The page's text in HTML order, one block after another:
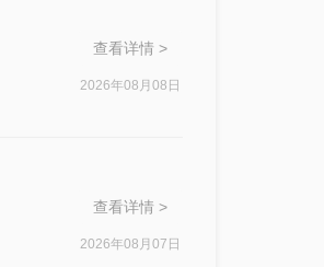
查看详情 >
2026年08月08日
查看详情 >
2026年08月07日